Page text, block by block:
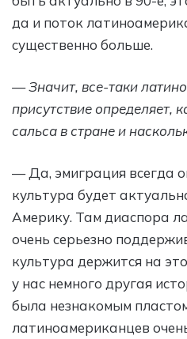
да и поток
существенно больше.
— Значит, все-таки
присутствие определяет,
сальса в стране и
— Да, эмиграция всегда
культура будет
Америку. Там диаспора
очень серьезно
культура держится на
у нас немного другая
была незнакомым
латиноамериканцев